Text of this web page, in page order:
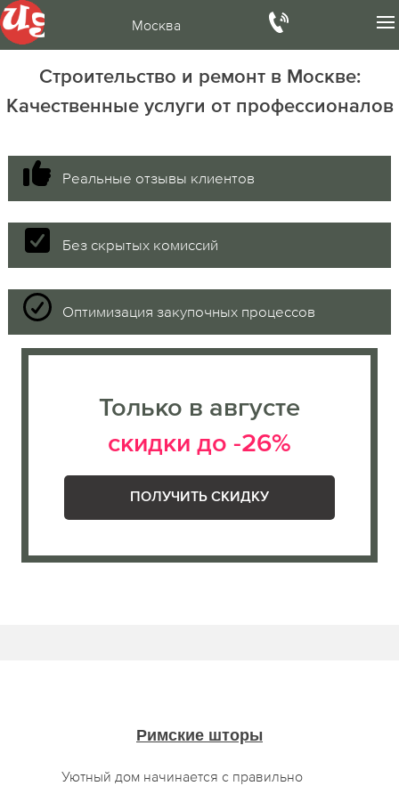
Москва
Строительство и ремонт в Москве:
Качественные услуги от профессионалов
Реальные отзывы клиентов
Без скрытых комиссий
Оптимизация закупочных процессов
Только в августе
скидки до -26%
ПОЛУЧИТЬ СКИДКУ
Римские шторы
Уютный дом начинается с правильно